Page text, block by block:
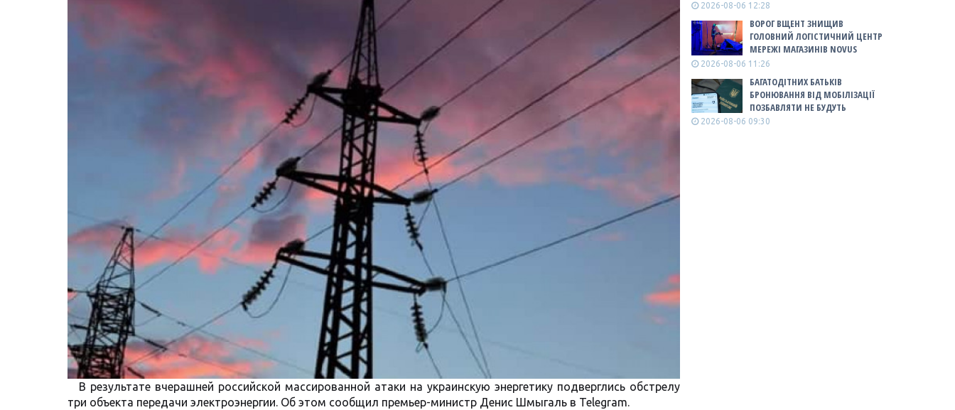
В результате вчерашней российской массированной атаки на украинскую энергетику подверглись обстрелу
три объекта передачи электроэнергии. Об этом сообщил премьер-министр Денис Шмыгаль в Telegram.
2026-08-06 12:28
ВОРОГ ВЩЕНТ ЗНИЩИВ
ГОЛОВНИЙ ЛОГІСТИЧНИЙ ЦЕНТР
МЕРЕЖІ МАГАЗИНІВ NOVUS
2026-08-06 11:26
БАГАТОДІТНИХ БАТЬКІВ
БРОНЮВАННЯ ВІД МОБІЛІЗАЦІЇ
ПОЗБАВЛЯТИ НЕ БУДУТЬ
2026-08-06 09:30